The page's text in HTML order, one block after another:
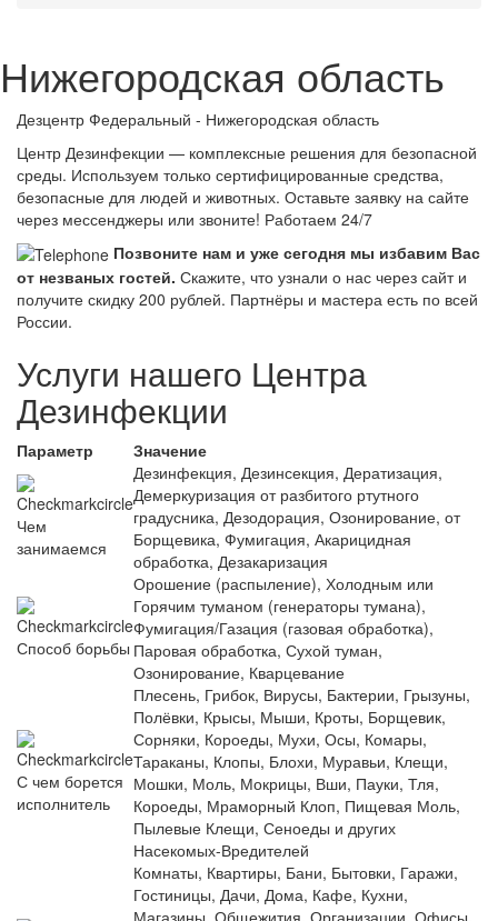
Нижегородская область
Дезцентр Федеральный - Нижегородская область
Центр Дезинфекции — комплексные решения для безопасной
среды. Используем только сертифицированные средства,
безопасные для людей и животных. Оставьте заявку на сайте
через мессенджеры или звоните! Работаем 24/7
Позвоните нам и уже сегодня мы избавим Вас
от незваных гостей. Скажите, что узнали о нас через сайт и
получите скидку 200 рублей. Партнёры и мастера есть по всей
России.
Услуги нашего Центра
Дезинфекции
Параметр Значение
Чем
занимаемся
Дезинфекция, Дезинсекция, Дератизация,
Демеркуризация от разбитого ртутного
градусника, Дезодорация, Озонирование, от
Борщевика, Фумигация, Акарицидная
обработка, Дезакаризация
Способ борьбы
Орошение (распыление), Холодным или
Горячим туманом (генераторы тумана),
Фумигация/Газация (газовая обработка),
Паровая обработка, Сухой туман,
Озонирование, Кварцевание
С чем борется
исполнитель
Плесень, Грибок, Вирусы, Бактерии, Грызуны,
Полёвки, Крысы, Мыши, Кроты, Борщевик,
Сорняки, Короеды, Мухи, Осы, Комары,
Тараканы, Клопы, Блохи, Муравьи, Клещи,
Мошки, Моль, Мокрицы, Вши, Пауки, Тля,
Короеды, Мраморный Клоп, Пищевая Моль,
Пылевые Клещи, Сеноеды и других
Насекомых-Вредителей
Комнаты, Квартиры, Бани, Бытовки, Гаражи,
Гостиницы, Дачи, Дома, Кафе, Кухни,